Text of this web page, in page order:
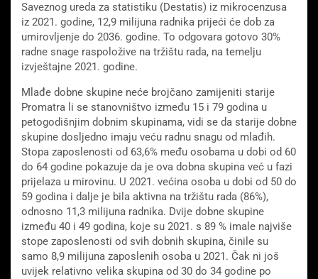
Saveznog ureda za statistiku (Destatis) iz mikrocenzusa
iz 2021. godine, 12,9 milijuna radnika prijeći će dob za
umirovljenje do 2036. godine. To odgovara gotovo 30%
radne snage raspoložive na tržištu rada, na temelju
izvještajne 2021. godine.
Mlađe dobne skupine neće brojčano zamijeniti starije
Promatra li se stanovništvo između 15 i 79 godina u
petogodišnjim dobnim skupinama, vidi se da starije dobne
skupine dosljedno imaju veću radnu snagu od mlađih.
Stopa zaposlenosti od 63,6% među osobama u dobi od 60
do 64 godine pokazuje da je ova dobna skupina već u fazi
prijelaza u mirovinu. U 2021. većina osoba u dobi od 50 do
59 godina i dalje je bila aktivna na tržištu rada (86%),
odnosno 11,3 milijuna radnika. Dvije dobne skupine
između 40 i 49 godina, koje su 2021. s 89 % imale najviše
stope zaposlenosti od svih dobnih skupina, činile su
samo 8,9 milijuna zaposlenih osoba u 2021. Čak ni još
uvijek relativno velika skupina od 30 do 34 godine po